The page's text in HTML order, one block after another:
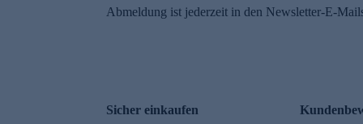
Abmeldung ist jederzeit in den Newsletter-E-
Sicher einkaufen